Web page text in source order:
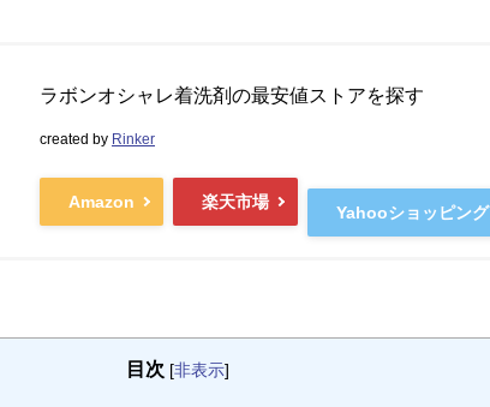
ラボンオシャレ着洗剤の最安値ストアを探す
created by Rinker
Amazon 楽天市場
Yahooショッピング
目次 [非表示]